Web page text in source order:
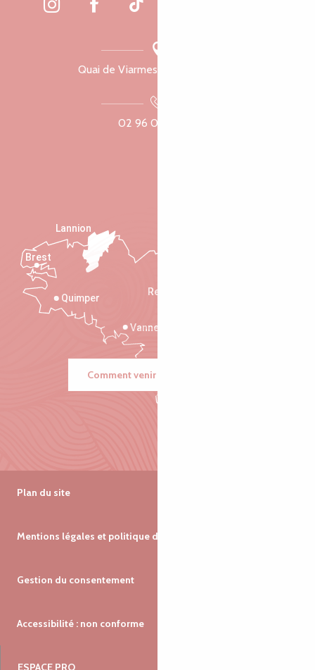
Quai de Viarmes, 22300 Lannion
02 96 05 60 70
Rennes
Vannes
Quimper
Lannion
Brest
Comment venir ?
Plan du site
Mentions légales et politique de confidentialité
Gestion du consentement
Accessibilité : non conforme
ESPACE PRO